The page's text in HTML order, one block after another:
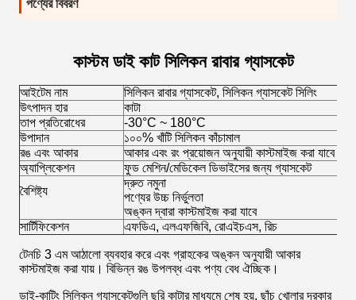
পণ্যের বিবরণ
কাস্টম ডাই কাট সিলিকন রাবার গ্যাসকেট
আইটেম নাম
সিলিকন রাবার গ্যাসকেট, সিলিকন গ্যাসকেট সিলিং
উৎপাদন হার
কাটা
তাপ প্রতিরোধের
-30°C ~ 180°C
উপাদান
১০০% খাঁটি সিলিকন কাঁচামাল
রঙ এবং আকার
আকার এবং রং প্রয়োজন অনুযায়ী কাস্টমাইজ করা যাবে
অ্যাপ্লিকেশন
ফুড মেশিন/মেডিকেল ডিভাইসের জন্য গ্যাসকেট
বৈশিষ্ট্য
দ্রুত নমুনা
পণ্যের উচ্চ নির্ভুলতা
অঙ্কন দ্বারা কাস্টমাইজ করা যাবে
সার্টিফিকেশন
এফডিএ, এলএফজিবি, রোএইচএস, রিচ
টেনচি 3 এম আঠালো ব্যবহার করে এবং গ্রাহকের অঙ্কন অনুযায়ী আকার
কাস্টমাইজ করা যায়। বিভিন্ন রঙ উপলব্ধ এবং পণ্য বেধ ঐচ্ছিক।
ডাই-কাটিং সিলিকন গ্যাসকেটগুলি ছুরি কাটার মাধ্যমে শেষ হয়, ছাঁচ খোলার দরকার